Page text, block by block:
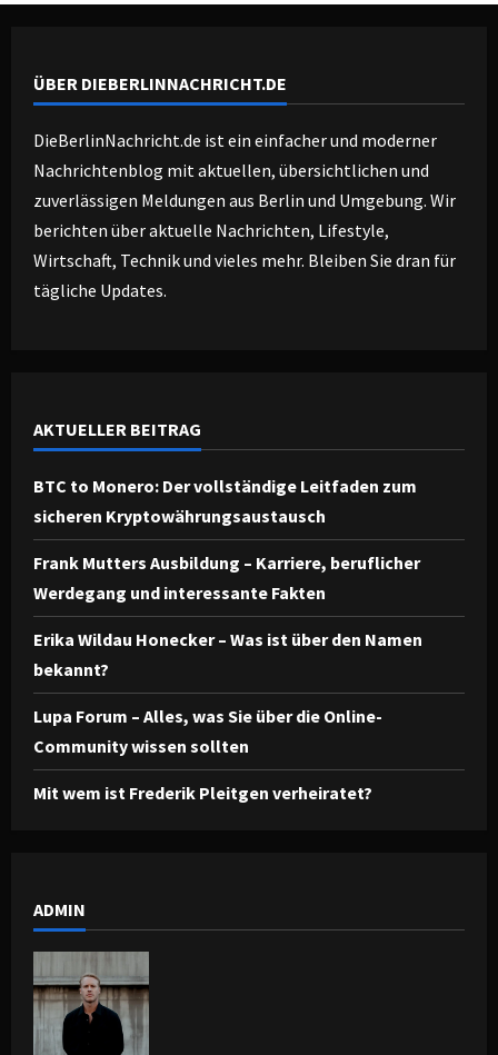
ÜBER DIEBERLINNACHRICHT.DE
DieBerlinNachricht.de ist ein einfacher und moderner
Nachrichtenblog mit aktuellen, übersichtlichen und
zuverlässigen Meldungen aus Berlin und Umgebung. Wir
berichten über aktuelle Nachrichten, Lifestyle,
Wirtschaft, Technik und vieles mehr. Bleiben Sie dran für
tägliche Updates.
AKTUELLER BEITRAG
BTC to Monero: Der vollständige Leitfaden zum
sicheren Kryptowährungsaustausch
Frank Mutters Ausbildung – Karriere, beruflicher
Werdegang und interessante Fakten
Erika Wildau Honecker – Was ist über den Namen
bekannt?
Lupa Forum – Alles, was Sie über die Online-
Community wissen sollten
Mit wem ist Frederik Pleitgen verheiratet?
ADMIN